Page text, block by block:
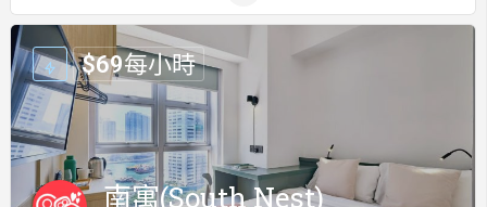
南寓(South Nest)
$69每小時